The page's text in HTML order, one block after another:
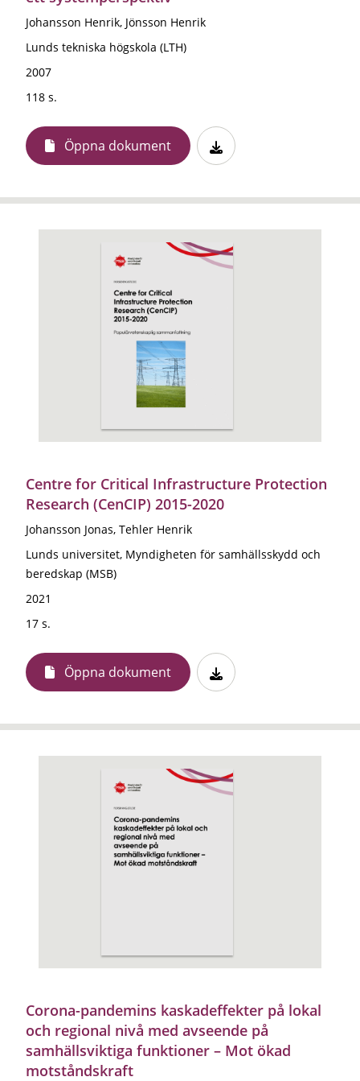
Johansson Henrik, Jönsson Henrik
Lunds tekniska högskola (LTH)
2007
118 s.
Öppna dokument
Centre for Critical Infrastructure Protection
Research (CenCIP) 2015-2020
Johansson Jonas, Tehler Henrik
Lunds universitet, Myndigheten för samhällsskydd och
beredskap (MSB)
2021
17 s.
Öppna dokument
Corona-pandemins kaskadeffekter på lokal
och regional nivå med avseende på
samhällsviktiga funktioner – Mot ökad
motståndskraft